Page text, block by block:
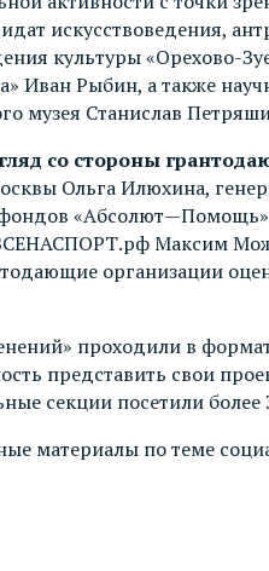
искусствоведения,
культуры «Орехово-
Рыбин, а также
музея Станислав
со стороны
Ольга Илюхина,
Максим
организации
проходили в
представить свои
секции посетили более
материалы по теме